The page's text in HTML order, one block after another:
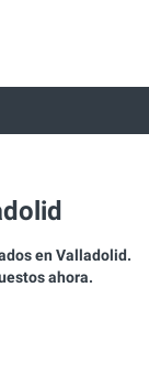
en Valladolid.
ahora.